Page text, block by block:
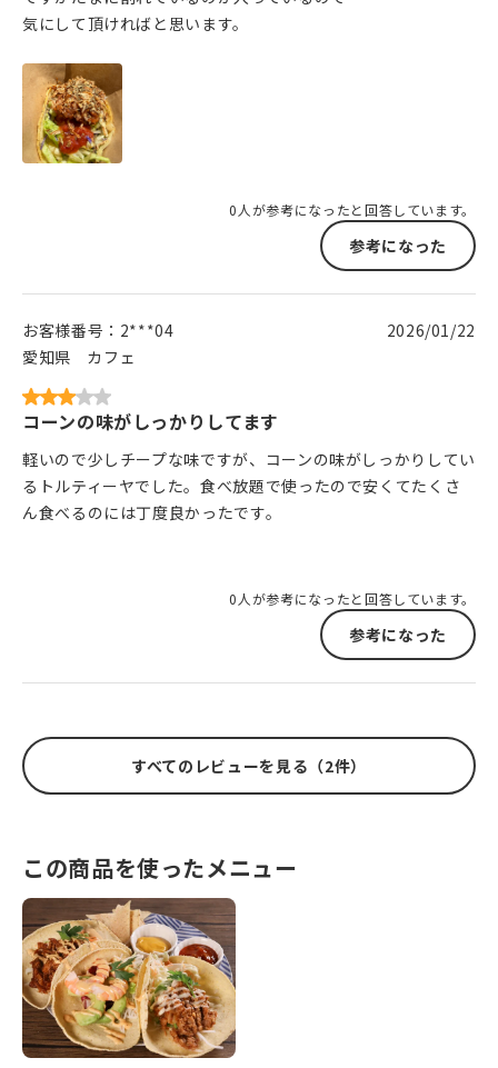
気にして頂ければと思います。
0人が参考になったと回答しています。
参考になった
お客様番号： 2***04
愛知県
カフェ
2026/01/22
コーンの味がしっかりしてます
軽いので少しチープな味ですが、コーンの味がしっかりしてい
るトルティーヤでした。食べ放題で使ったので安くてたくさ
ん食べるのには丁度良かったです。
0人が参考になったと回答しています。
参考になった
すべてのレビューを見る（2件）
この商品を使ったメニュー